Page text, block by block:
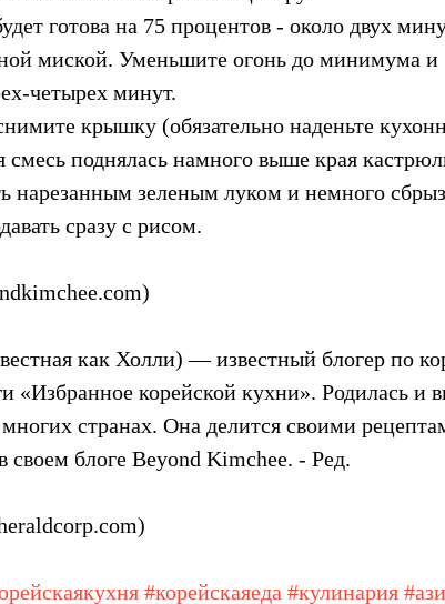
готова на 75 процентов - около двух
миской. Уменьшите огонь до минимума и
четырех минут.
крышку (обязательно наденьте
смесь поднялась намного выше края
нарезанным зеленым луком и немного
сразу с рисом.
как Холли) — известный блогер по
«Избранное корейской кухни». Родилась и
странах. Она делится своими
своем блоге Beyond Kimchee. - Ред.
#корейскаяеда #кулинария